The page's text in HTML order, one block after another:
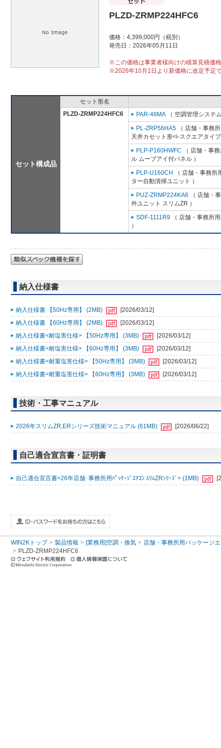
PLZD-ZRMP224HFC6
価格：4,399,000円（税別）
発売日：2026年05月11日
※この価格は事業者様向けの積算見積価
※2026年10月1日より新価格に改定予定
セット構成品
セット形名
PLZD-ZRMP224HFC6
PAR-48MA （ 空調管理システ
PL-ZRP56HA5 （ 店舗・事務
天井カセット形<i-スクエアタイ
PLP-P160HWFC （ 店舗・事
ル ムーブアイ付パネル ）
PLP-U160CH
（ 店舗・事務所
ター自動清掃ユニット ）
PUZ-ZRMP224KA6 （ 店舗・
外ユニット スリムZR ）
SDF-1111R9 （ 店舗・事務所
）
納入仕様書
納入仕様書 【50Hz専用】 (2MB)
[2026/03/12]
納入仕様書 【60Hz専用】 (2MB)
[2026/03/12]
納入仕様書<耐塩害仕様> 【50Hz専用】 (3MB)
[2026/03/12]
納入仕様書<耐塩害仕様> 【60Hz専用】 (3MB)
[2026/03/12]
納入仕様書<耐重塩害仕様> 【50Hz専用】 (3MB)
[2026/03/12]
納入仕様書<耐重塩害仕様> 【60Hz専用】 (3MB)
[2026/03/12]
技術・工事マニュアル
2026年スリムZR,ERシリーズ技術マニュアル (61MB) [2026/06/22]
自己適合宣言書・証明書
自己適合宣言書<26年店舗･事務所用ﾊﾟｯｹｰｼﾞｴｱｺﾝ ｽﾘﾑZRｼﾘｰｽﾞ> (1MB)
WIN2Kトップ 製品情報 [業務用]空調・換気
店舗・事務所用パッケージ
PLZD-ZRMP224HFC6